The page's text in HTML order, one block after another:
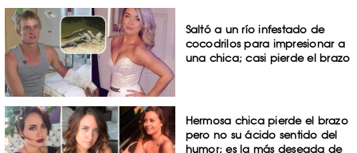
Saltó a un río infestado de
cocodrilos para impresionar a
una chica; casi pierde el brazo
Hermosa chica pierde el brazo
pero no su ácido sentido del
humor; es la más deseada de